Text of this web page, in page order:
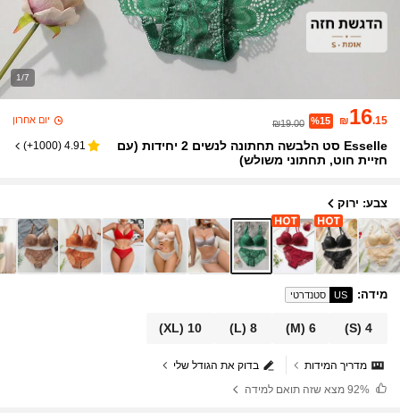
1/7
₪16.15
%15
₪19.00 יום אחרון
Esselle סט הלבשה תחתונה לנשים 2 יחידות (עם
חזיית חוט, תחתוני משולש)
4.91
(
1000+
)
צבע: ירוק
מידה:
US סטנדרטי
4
(S)
6
(M)
8
(L)
10
(XL)
בדוק את הגודל שלי
מדריך המידות
מצא שזה תואם למידה